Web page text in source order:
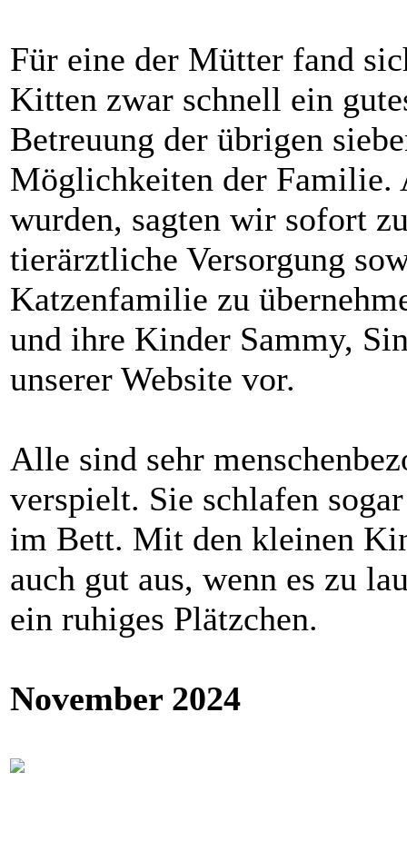
Für eine der Mütter fand
Kitten zwar schnell ein
Betreuung der übrigen
Möglichkeiten der Familie.
wurden, sagten wir sofort
tierärztliche Versorgung
Katzenfamilie zu
und ihre Kinder Sammy,
unserer Website vor.
Alle sind sehr
verspielt. Sie schlafen
im Bett. Mit den kleinen
auch gut aus, wenn es zu
ein ruhiges Plätzchen.
November 2024